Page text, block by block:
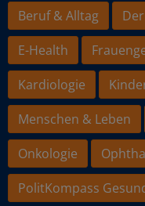
Beruf & Alltag
E-Health
Kardiologie
Menschen & Leben
Onkologie
PolitKompass